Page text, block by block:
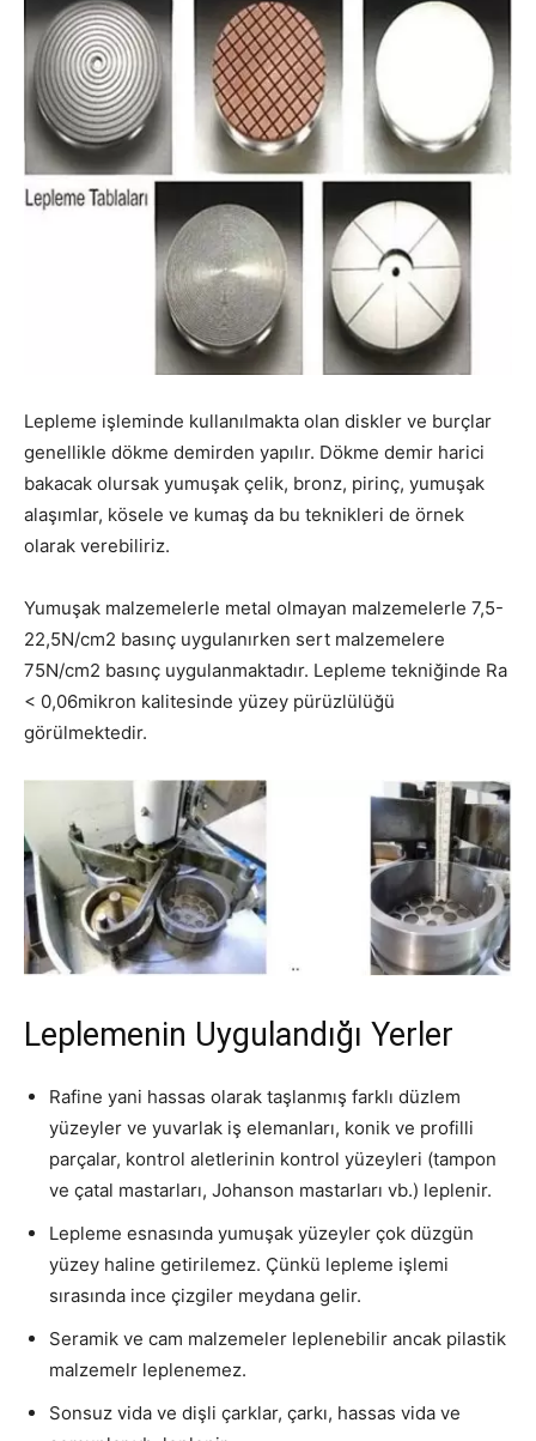
Lepleme işleminde kullanılmakta olan diskler ve burçlar
genellikle dökme demirden yapılır. Dökme demir harici
bakacak olursak yumuşak çelik, bronz, pirinç, yumuşak
alaşımlar, kösele ve kumaş da bu teknikleri de örnek
olarak verebiliriz.
Yumuşak malzemelerle metal olmayan malzemelerle 7,5-
22,5N/cm2 basınç uygulanırken sert malzemelere
75N/cm2 basınç uygulanmaktadır. Lepleme tekniğinde Ra
< 0,06mikron kalitesinde yüzey pürüzlülüğü
görülmektedir.
Leplemenin Uygulandığı Yerler
Rafine yani hassas olarak taşlanmış farklı düzlem
yüzeyler ve yuvarlak iş elemanları, konik ve profilli
parçalar, kontrol aletlerinin kontrol yüzeyleri (tampon
ve çatal mastarları, Johanson mastarları vb.) leplenir.
Lepleme esnasında yumuşak yüzeyler çok düzgün
yüzey haline getirilemez. Çünkü lepleme işlemi
sırasında ince çizgiler meydana gelir.
Seramik ve cam malzemeler leplenebilir ancak pilastik
malzemelr leplenemez.
Sonsuz vida ve dişli çarklar, çarkı, hassas vida ve